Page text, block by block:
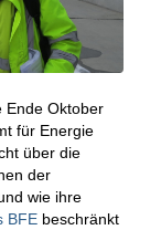
Ende Oktober
für Energie
über die
der
wie ihre
BFEbeschränkt